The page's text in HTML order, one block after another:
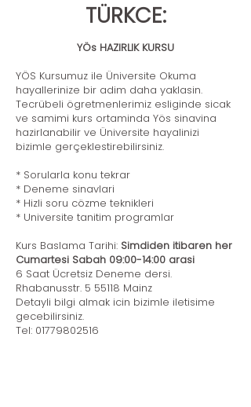
TÜRKCE:
YÖs HAZIRLIK KURSU
YÖS Kursumuz ile Üniversite Okuma
hayallerinize bir adim daha yaklasin.
Tecrübeli ögretmenlerimiz esliginde sicak
ve samimi kurs ortaminda Yös sinavina
hazirlanabilir ve Üniversite hayalinizi
bizimle gerçeklestirebilirsiniz.
* Sorularla konu tekrar
* Deneme sinavlari
* Hizli soru cözme teknikleri
* Universite tanitim programlar
Kurs Baslama Tarihi: Simdiden itibaren her
Cumartesi Sabah 09:00-14:00 arasi
6 Saat Ücretsiz Deneme dersi.
Rhabanusstr. 5 55118 Mainz
Detayli bilgi almak icin bizimle iletisime
gecebilirsiniz.
Tel: 01779802516